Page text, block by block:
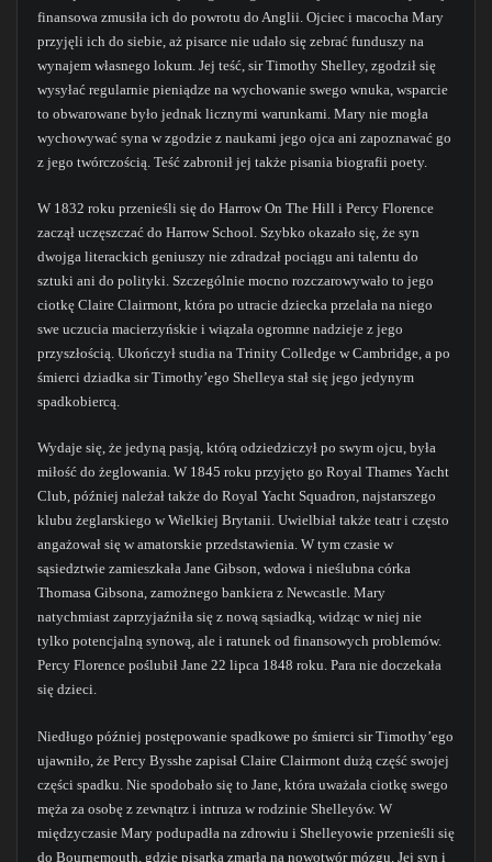
finansowa zmusiła ich do powrotu do Anglii. Ojciec i macocha Mary
przyjęli ich do siebie, aż pisarce nie udało się zebrać funduszy na
wynajem własnego lokum. Jej teść, sir Timothy Shelley, zgodził się
wysyłać regularnie pieniądze na wychowanie swego wnuka, wsparcie
to obwarowane było jednak licznymi warunkami. Mary nie mogła
wychowywać syna w zgodzie z naukami jego ojca ani zapoznawać go
z jego twórczością. Teść zabronił jej także pisania biografii poety.
W 1832 roku przenieśli się do Harrow On The Hill i Percy Florence
zaczął uczęszczać do Harrow School. Szybko okazało się, że syn
dwojga literackich geniuszy nie zdradzał pociągu ani talentu do
sztuki ani do polityki. Szczególnie mocno rozczarowywało to jego
ciotkę Claire Clairmont, która po utracie dziecka przelała na niego
swe uczucia macierzyńskie i wiązała ogromne nadzieje z jego
przyszłością. Ukończył studia na Trinity Colledge w Cambridge, a po
śmierci dziadka sir Timothy’ego Shelleya stał się jego jedynym
spadkobiercą.
Wydaje się, że jedyną pasją, którą odziedziczył po swym ojcu, była
miłość do żeglowania. W 1845 roku przyjęto go Royal Thames Yacht
Club, później należał także do Royal Yacht Squadron, najstarszego
klubu żeglarskiego w Wielkiej Brytanii. Uwielbiał także teatr i często
angażował się w amatorskie przedstawienia. W tym czasie w
sąsiedztwie zamieszkała Jane Gibson, wdowa i nieślubna córka
Thomasa Gibsona, zamożnego bankiera z Newcastle. Mary
natychmiast zaprzyjaźniła się z nową sąsiadką, widząc w niej nie
tylko potencjalną synową, ale i ratunek od finansowych problemów.
Percy Florence poślubił Jane 22 lipca 1848 roku. Para nie doczekała
się dzieci.
Niedługo później postępowanie spadkowe po śmierci sir Timothy’ego
ujawniło, że Percy Bysshe zapisał Claire Clairmont dużą część swojej
części spadku. Nie spodobało się to Jane, która uważała ciotkę swego
męża za osobę z zewnątrz i intruza w rodzinie Shelleyów. W
międzyczasie Mary podupadła na zdrowiu i Shelleyowie przenieśli się
do Bournemouth, gdzie pisarka zmarła na nowotwór mózgu. Jej syn i